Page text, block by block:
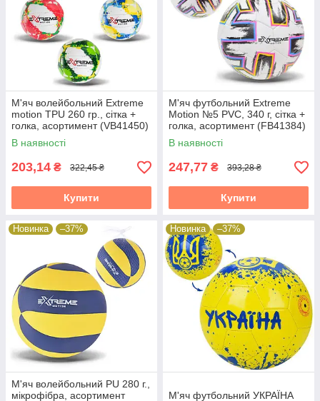
М'яч волейбольний Extreme
motion TPU 260 гр., сітка +
голка, асортимент (VB41450)
В наявності
203,14 ₴ 322,45 ₴
Купити
М'яч футбольний Extreme
Motion №5 PVC, 340 г, сітка +
голка, асортимент (FB41384)
В наявності
247,77 ₴ 393,28 ₴
Купити
Новинка –37%
М'яч волейбольний PU 280 г.,
мікрофібра, асортимент
Новинка –37%
М'яч футбольний УКРАЇНА